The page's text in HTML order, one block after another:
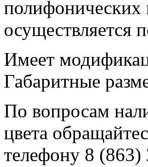
полифонических
осуществляется
Имеет
Габаритные
По вопросам
цвета
телефону 8